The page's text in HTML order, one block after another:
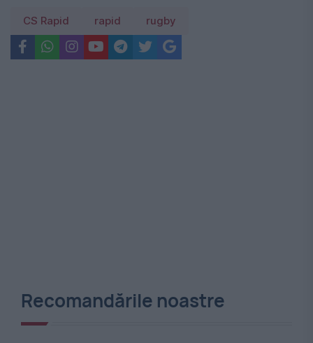
CS Rapid rapid rugby
Recomandările noastre